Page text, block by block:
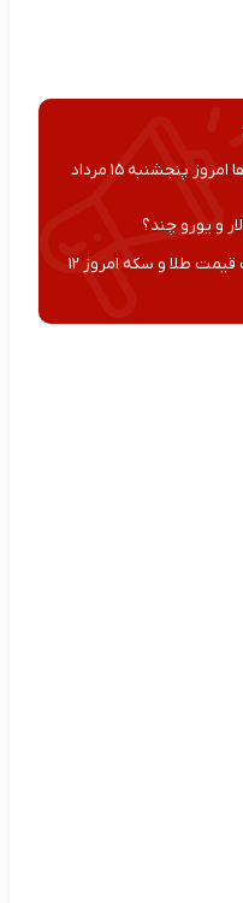
قیمت جدید دلار، یورو و سایر ارزها امروز پنجشنبه ۱۵ مرداد
ریزش یا صعود؟ / آخرین وضعیت قیمت طلا و سکه امروز ۱۲